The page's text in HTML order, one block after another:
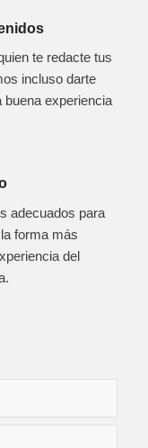
te redacte tus
incluso darte
experiencia
adecuados para
forma más
del